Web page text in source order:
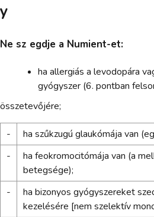
y
Ne sz egdje a Numient-et:
ha allergiás a levodopára
gyógyszer (6. pontban
összetevőjére;
-
ha szűkzugú glaukómája van
-
ha feokromocitómája van (a
betegsége);
-
ha bizonyos gyógyszereket
kezelésére [nem szelektív